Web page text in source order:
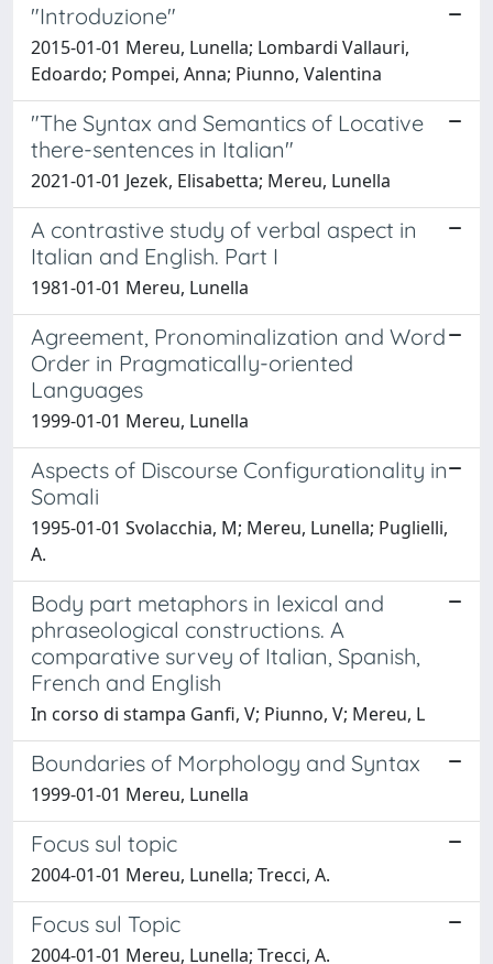
"Introduzione"
2015-01-01 Mereu, Lunella; Lombardi Vallauri,
Edoardo; Pompei, Anna; Piunno, Valentina
"The Syntax and Semantics of Locative
there-sentences in Italian"
2021-01-01 Jezek, Elisabetta; Mereu, Lunella
A contrastive study of verbal aspect in
Italian and English. Part I
1981-01-01 Mereu, Lunella
Agreement, Pronominalization and Word
Order in Pragmatically-oriented
Languages
1999-01-01 Mereu, Lunella
Aspects of Discourse Configurationality in
Somali
1995-01-01 Svolacchia, M; Mereu, Lunella; Puglielli,
A.
Body part metaphors in lexical and
phraseological constructions. A
comparative survey of Italian, Spanish,
French and English
In corso di stampa Ganfi, V; Piunno, V; Mereu, L
Boundaries of Morphology and Syntax
1999-01-01 Mereu, Lunella
Focus sul topic
2004-01-01 Mereu, Lunella; Trecci, A.
Focus sul Topic
2004-01-01 Mereu, Lunella; Trecci, A.